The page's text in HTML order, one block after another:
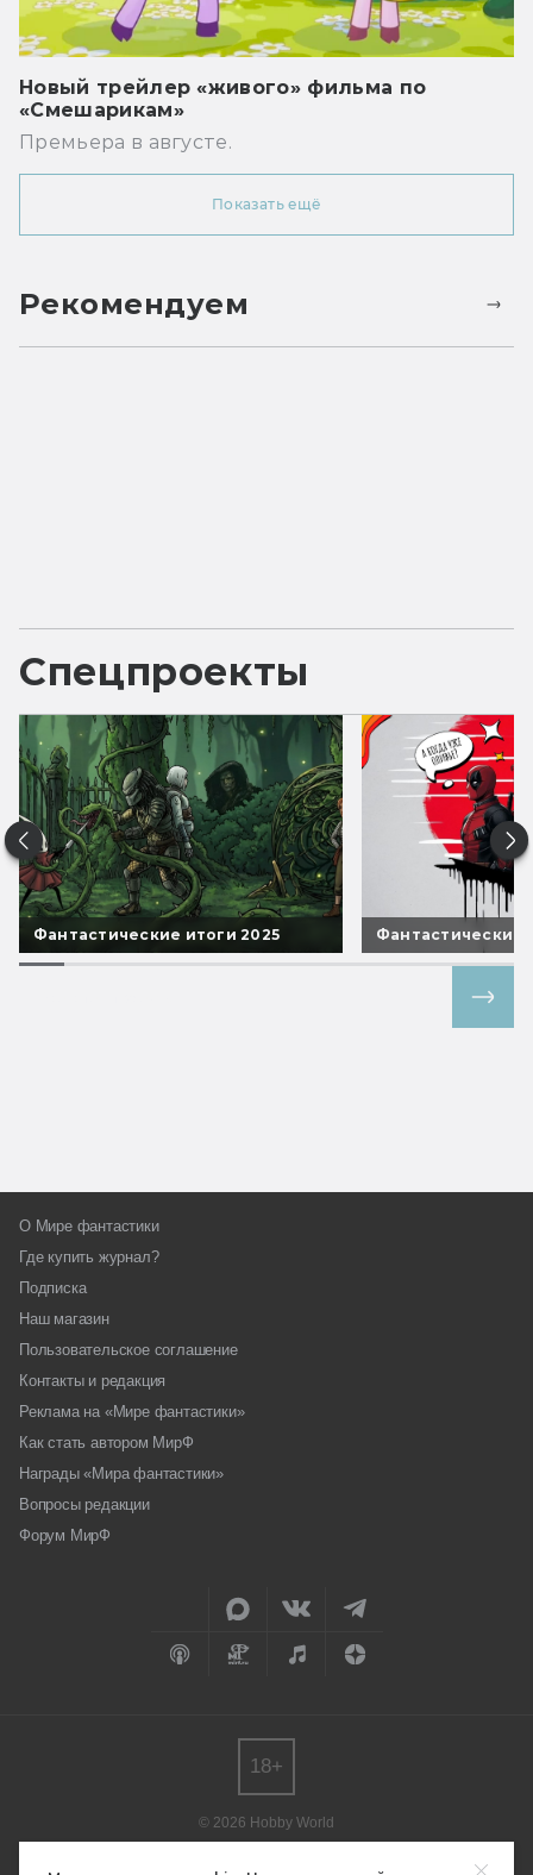
Новый трейлер «живого» фильма по
«Смешарикам»
Премьера в августе.
Показать ещё
Рекомендуем
Спецпроекты
Фантастические итоги 2025 Фантастические
О Мире фантастики
Где купить журнал?
Подписка
Наш магазин
Пользовательское соглашение
Контакты и редакция
Реклама на «Мире фантастики»
Как стать автором МирФ
Награды «Мира фантастики»
Вопросы редакции
Форум МирФ
© 2026 Hobby World
18+